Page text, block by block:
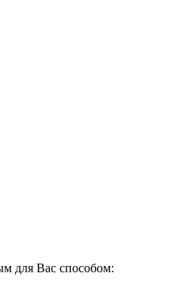
для Вас способом: